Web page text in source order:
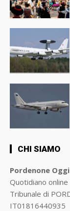
CHI SIAMO
Pordenone Oggi
Quotidiano
Tribunale di
IT01816440935